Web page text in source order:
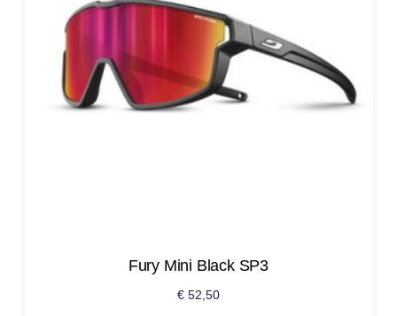
Fury Mini Black SP3
€ 52,50